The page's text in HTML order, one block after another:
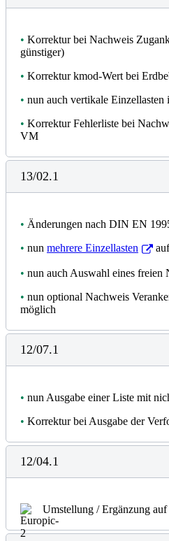
• Korrektur bei Nachweis
günstiger)
• Korrektur kmod-Wert bei
• nun auch vertikale Einzellasten
• Korrektur Fehlerliste bei
VM
13/02.1
• Änderungen nach DIN EN
• nun mehrere Einzellasten
• nun auch Auswahl eines freien
• nun optional Nachweis
möglich
12/07.1
• nun Ausgabe einer Liste mit
• Korrektur bei Ausgabe der
12/04.1
Umstellung / Ergänzung